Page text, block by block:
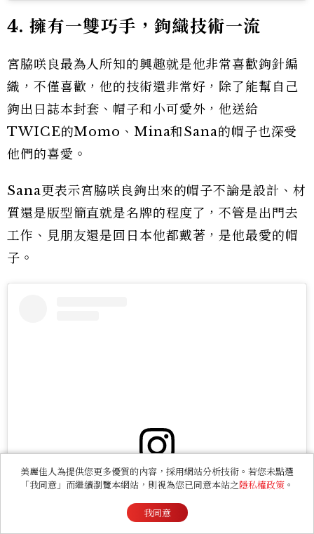
4. 擁有一雙巧手，鉤織技術一流
宮脇咲良最為人所知的興趣就是他非常喜歡鉤針編
織，不僅喜歡，他的技術還非常好，除了能幫自己
鉤出日誌本封套、帽子和小可愛外，他送給
TWICE的Momo、Mina和Sana的帽子也深受
他們的喜愛。
Sana更表示宮脇咲良鉤出來的帽子不論是設計、材
質還是版型簡直就是名牌的程度了，不管是出門去
工作、見朋友還是回日本他都戴著，是他最愛的帽
子。
View this post on Instagram
美麗佳人為提供您更多優質的內容，採用網站分析技術。若您未點選
「我同意」而繼續瀏覽本網站，則視為您已同意本站之隱私權政策 。
我同意